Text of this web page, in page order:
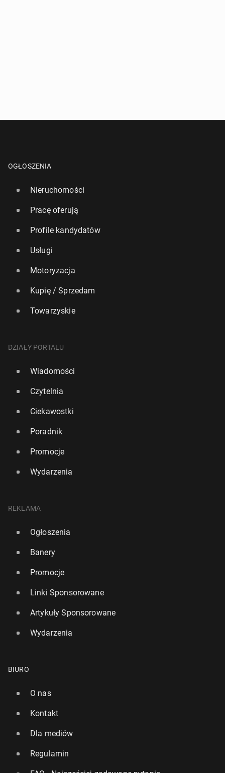
OGŁOSZENIA
Nieruchomości
Pracę oferują
Profile kandydatów
Usługi
Motoryzacja
Kupię / Sprzedam
Towarzyskie
DZIAŁY PORTALU
Wiadomości
Czytelnia
Ciekawostki
Poradnik
Promocje
Wydarzenia
REKLAMA
Ogłoszenia
Banery
Promocje
Linki Sponsorowane
Artykuły Sponsorowane
Wydarzenia
BIURO
O nas
Kontakt
Dla mediów
Regulamin